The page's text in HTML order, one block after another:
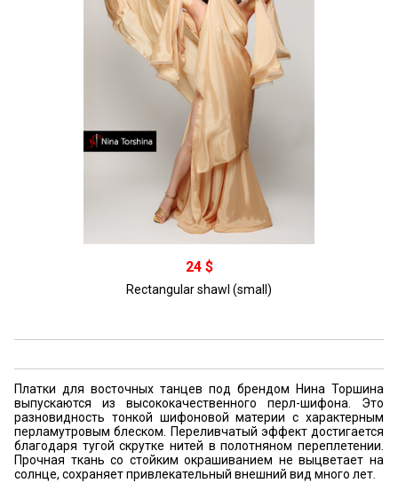
В корзину
24 $
Rectangular shawl (small)
Платки для восточных танцев под брендом Нина Торшина
выпускаются из высококачественного перл-шифона. Это
разновидность тонкой шифоновой материи с характерным
перламутровым блеском. Переливчатый эффект достигается
благодаря тугой скрутке нитей в полотняном переплетении.
Прочная ткань со стойким окрашиванием не выцветает на
солнце, сохраняет привлекательный внешний вид много лет.